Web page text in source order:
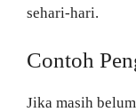
sehari-hari.
Contoh
Jika masih